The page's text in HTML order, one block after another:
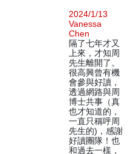
2024/1/13
Vanessa
Chen
隔了七年才又
上來，才知周
先生離開了。
很高興曾有機
會參與好讀，
透過網路與周
博士共事（真
也才知道的，
一直只稱呼周
先生的)，感謝
好讀團隊！也
和過去一樣，